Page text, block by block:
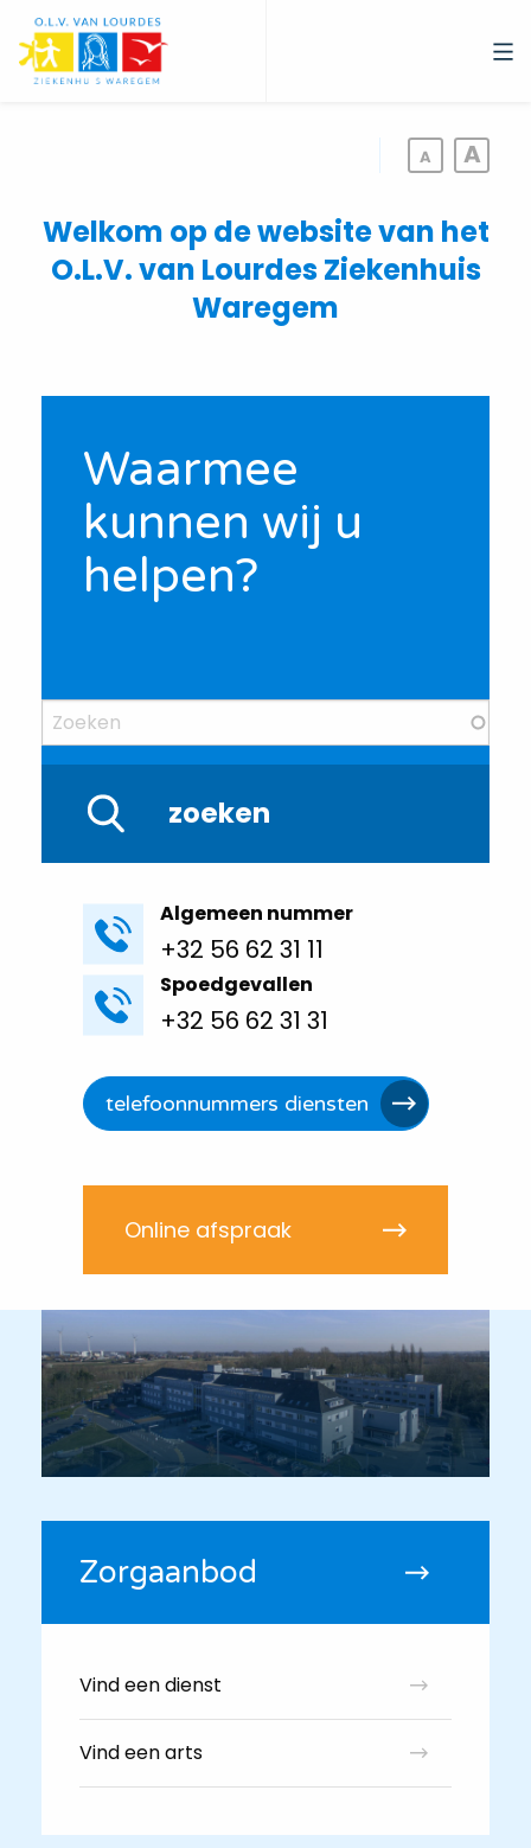
Overslaan
en
naar
Welkom op de website van het
O.L.V. van Lourdes Ziekenhuis
Waregem
Waarmee
kunnen wij u
helpen?
Algemeen nummer
+32 56 62 31 11
Spoedgevallen
+32 56 62 31 31
telefoonnummers diensten
Online afspraak
Zorgaanbod
Vind een dienst
Vind een arts